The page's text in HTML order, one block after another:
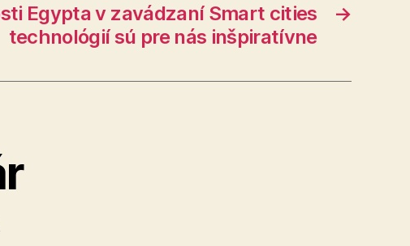
→
Egypta v zavádzaní Smart cities
technológií sú pre nás inšpiratívne